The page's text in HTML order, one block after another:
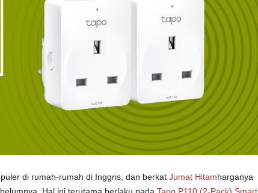
di rumah-rumah di Inggris, dan berkat Jumat Hitamharganya